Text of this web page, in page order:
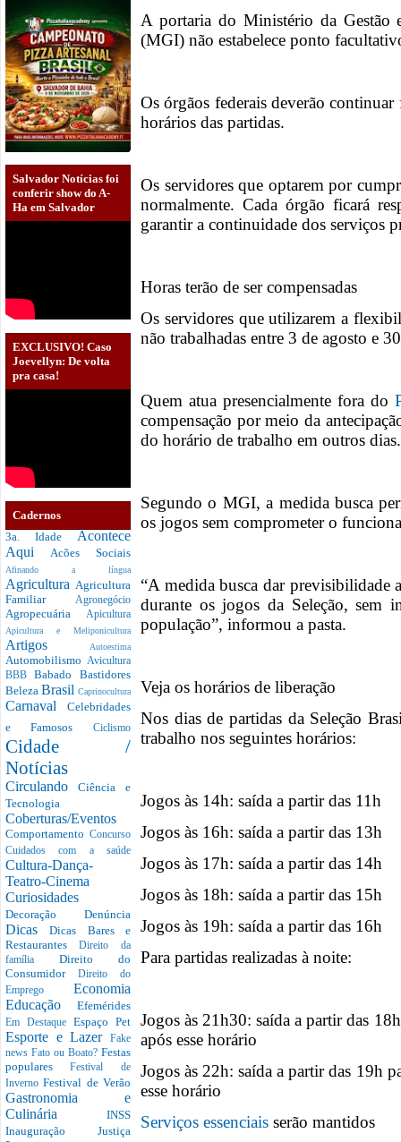
Salvador Notícias foi
conferir show do A-
Ha em Salvador
EXCLUSIVO! Caso
Joevellyn: De volta
pra casa!
Cadernos
3a. Idade Acontece
Aqui Acões Sociais
Afinando a língua
Agricultura Agricultura
Familiar Agronegócio
Agropecuária Apicultura
Apicultura e Meliponicultura
Artigos Autoestima
Automobilismo Avicultura
BBBBabado Bastidores
Beleza Brasil Caprinocultura
Carnaval Celebridades
e Famosos Ciclismo
Cidade /
Notícias
CirculandoCiência e
Tecnologia
Coberturas/Eventos
Comportamento Concurso
Cuidados com a saúde
Cultura-Dança-
Teatro-Cinema
Curiosidades
Decoração Denúncia
DicasDicas Bares e
RestaurantesDireito da
família Direito do
Consumidor Direito do
Emprego Economia
Educação Efemérides
Em Destaque Espaço Pet
Esporte e Lazer
Fake
news Fato ou Boato? Festas
popularesFestival de
InvernoFestival de Verão
Gastronomia e
Culinária INSS
Inauguração Justiça
A portaria do Ministério da Gestão
(MGI) não estabelece ponto
Os órgãos federais deverão
horários das partidas.
Os servidores que optarem por
normalmente. Cada órgão ficará
garantir a continuidade dos serviços
Horas terão de ser compensadas
Os servidores que utilizarem a
não trabalhadas entre 3 de agosto e
Quem atua presencialmente fora do
compensação por meio da
do horário de trabalho em outros dias.
Segundo o MGI, a medida busca
os jogos sem comprometer o
“A medida busca dar previsibilidade
durante os jogos da Seleção, sem
população”, informou a pasta.
Veja os horários de liberação
Nos dias de partidas da Seleção
trabalho nos seguintes horários:
Jogos às 14h: saída a partir das 11h
Jogos às 16h: saída a partir das 13h
Jogos às 17h: saída a partir das 14h
Jogos às 18h: saída a partir das 15h
Jogos às 19h: saída a partir das 16h
Para partidas realizadas à noite:
Jogos às 21h30: saída a partir das
após esse horário
Jogos às 22h: saída a partir das 19h
esse horário
Serviços essenciais serão mantidos